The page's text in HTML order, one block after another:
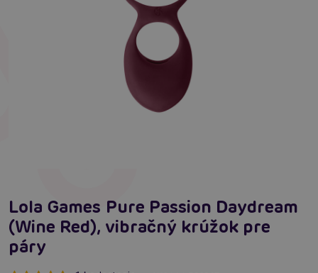
Lola Games Pure Passion Daydream
(Wine Red), vibračný krúžok pre
páry